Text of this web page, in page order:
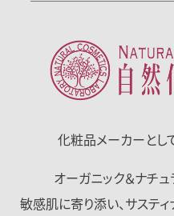
化粧品メーカーとし
オーガニック＆ナチ
敏感肌に寄り添い、サステ